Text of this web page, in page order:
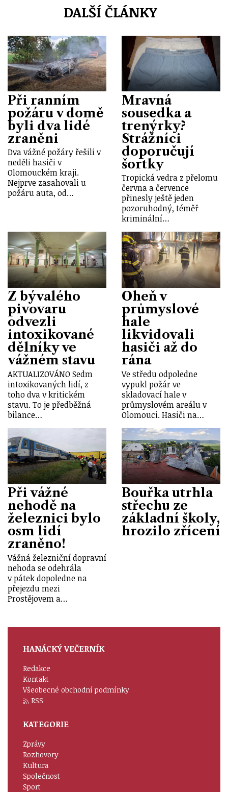
DALŠÍ ČLÁNKY
Při ranním
požáru v domě
byli dva lidé
zraněni
Dva vážné požáry řešili v
neděli hasiči v
Olomouckém kraji.
Nejprve zasahovali u
požáru auta, od…
Mravná
sousedka a
trenýrky?
Strážníci
doporučují
šortky
Tropická vedra z přelomu
června a července
přinesly ještě jeden
pozoruhodný, téměř
kriminální…
Z bývalého
pivovaru
odvezli
intoxikované
dělníky ve
vážném stavu
AKTUALIZOVÁNO Sedm
intoxikovaných lidí, z
toho dva v kritickém
stavu. To je předběžná
bilance…
Oheň v
průmyslové
hale
likvidovali
hasiči až do
rána
Ve středu odpoledne
vypukl požár ve
skladovací hale v
průmyslovém areálu v
Olomouci. Hasiči na…
Při vážné
nehodě na
železnici bylo
osm lidí
zraněno!
Vážná železniční dopravní
nehoda se odehrála
v pátek dopoledne na
přejezdu mezi
Prostějovem a…
Bouřka utrhla
střechu ze
základní školy,
hrozilo zřícení
HANÁCKÝ VEČERNÍK
Redakce
Kontakt
Všeobecné obchodní podmínky
RSS
KATEGORIE
Zprávy
Rozhovory
Kultura
Společnost
Sport